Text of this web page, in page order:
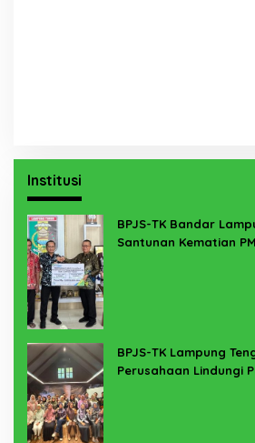
Institusi
BPJS-TK Bandar
Santunan Kematian
BPJS-TK Lampung
Perusahaan Lindungi